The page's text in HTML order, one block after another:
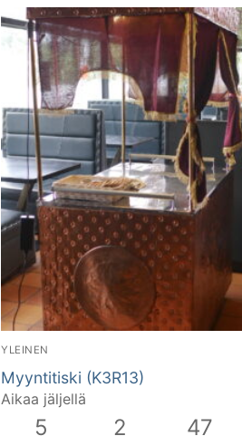
YLEINEN
Myyntitiski (K3R13)
Aikaa jäljellä
5 2 47